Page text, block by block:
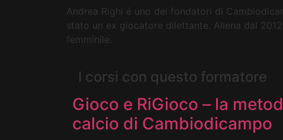
Andrea Righi è uno dei fondatori di
stato un ex giocatore dilettante. Allena dal
femminile.
I corsi con questo formatore
Gioco e RiGioco – la
calcio di Cambiodicampo